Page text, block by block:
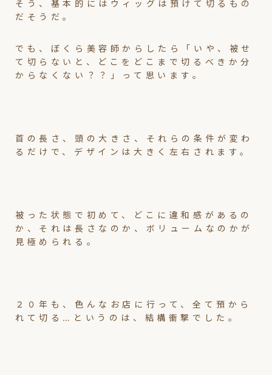
そう、基本的にはウィッグは預けて切るもの
だそうだ。
でも、ぼくら美容師からしたら「いや、被せ
て切らないと、どこをどこまで切るべきか分
からなくない？？」って思います。
首の長さ、頭の大きさ、それらの条件が変わ
るだけで、デザインは大きく左右されます。
被った状態で初めて、どこに違和感があるの
か、それは長さなのか、ボリュームなのかが
見極められる。
２０年も、色んなお店に行って、全て預から
れて切る…というのは、結構衝撃でした。